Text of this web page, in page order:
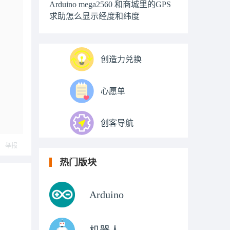
举报
Arduino mega2560 和商城里的GPS
求助怎么显示经度和纬度
创造力兑换
心愿单
创客导航
热门版块
Arduino